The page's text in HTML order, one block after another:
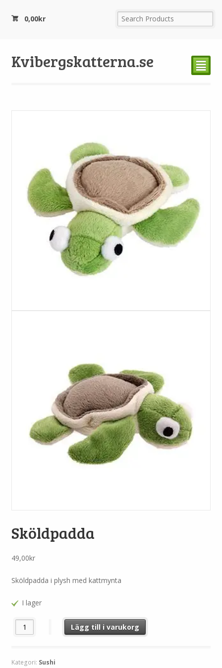
0,00kr
Kvibergskatterna.se ²
Sköldpadda
49,00kr
Sköldpadda i plysh med kattmynta
I lager
Sköldpadda mängdLägg till i varukorg
Kategori: Sushi